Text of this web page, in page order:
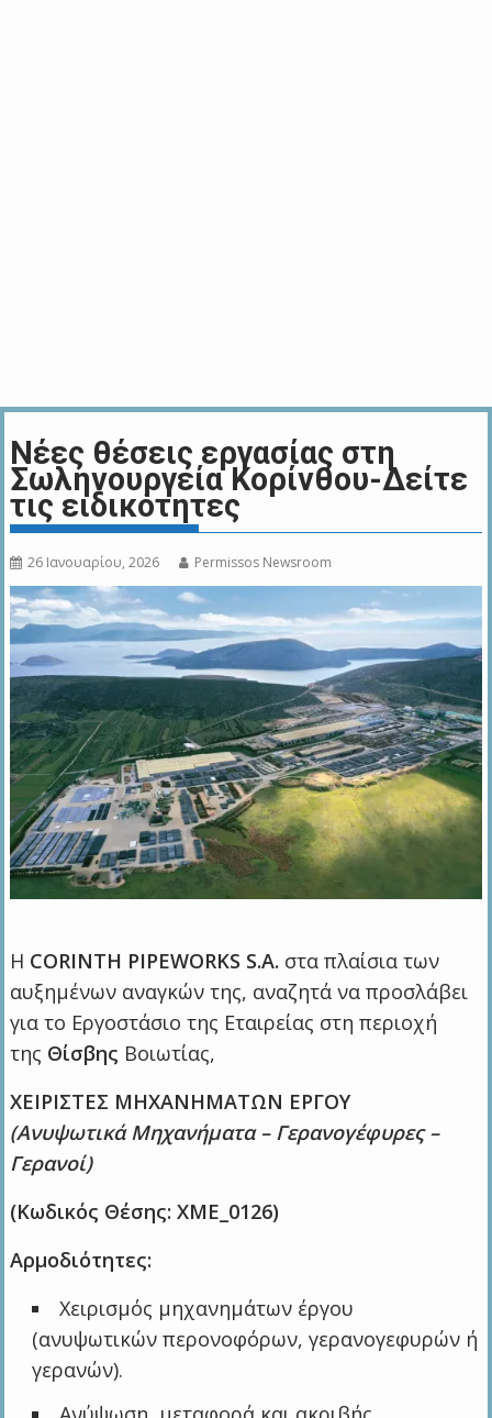
Νέες θέσεις εργασίας στη
Σωληνουργεία Κορίνθου-Δείτε
τις ειδικότητες
26 Ιανουαρίου, 2026 Permissos Newsroom
H CORINTH PIPEWORKS S.A. στα πλαίσια των
αυξημένων αναγκών της, αναζητά να προσλάβει
για το Εργοστάσιο της Εταιρείας στη περιοχή
της Θίσβης Βοιωτίας,
ΧΕΙΡΙΣΤΕΣ ΜΗΧΑΝΗΜΑΤΩΝ ΕΡΓΟΥ
(Ανυψωτικά Μηχανήματα – Γερανογέφυρες –
Γερανοί)
(Κωδικός Θέσης: ΧΜΕ_0126)
Αρμοδιότητες:
Χειρισμός μηχανημάτων έργου
(ανυψωτικών περονοφόρων, γερανογεφυρών ή
γερανών).